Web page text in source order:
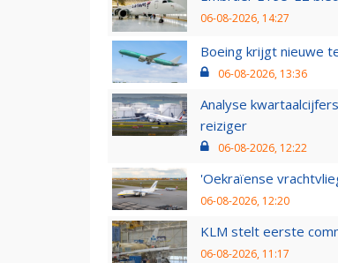
06-08-2026, 14:27
Boeing krijgt nieuwe
06-08-2026, 13:36
Analyse
reiziger
06-08-2026, 12:22
'Oekraïense
06-08-2026, 12:20
KLM stelt eerste
06-08-2026, 11:17